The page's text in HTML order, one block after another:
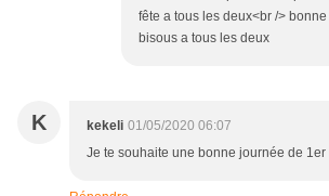
fête a tous les deux<br />
bisous a tous les deux
K kekeli 01/05/2020 06:07
Je te souhaite une bonne journée de 1er